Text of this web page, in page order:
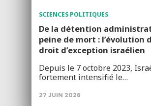
SCIENCES POLITIQUES
De la détention
peine de mort : l’évolution
droit d’exception israélien
Depuis le 7 octobre 2023,
fortement intensifié le…
27 JUIN 2026